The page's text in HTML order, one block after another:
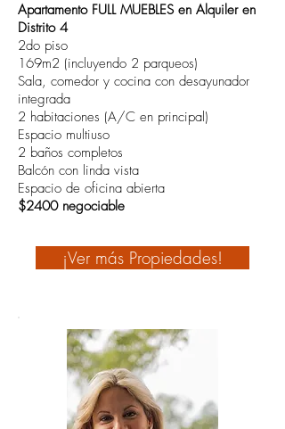
Apartamento FULL MUEBLES en Alquiler en
Distrito 4
2do piso
169m2 (incluyendo 2 parqueos)
Sala, comedor y cocina con desayunador
integrada
2 habitaciones (A/C en principal)
Espacio multiuso
2 baños completos
Balcón con linda vista
Espacio de oficina abierta
$2400 negociable
¡Ver más Propiedades!